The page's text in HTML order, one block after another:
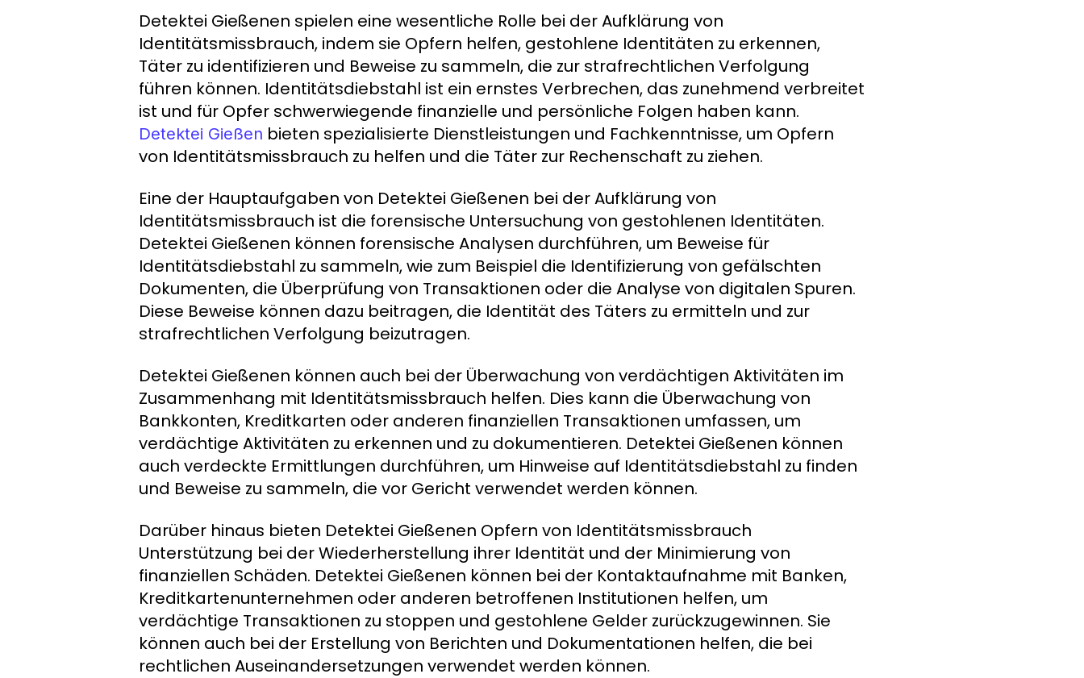
Detektei Gießenen spielen eine wesentliche Rolle bei der Aufklärung von
Identitätsmissbrauch, indem sie Opfern helfen, gestohlene Identitäten zu erkennen,
Täter zu identifizieren und Beweise zu sammeln, die zur strafrechtlichen Verfolgung
führen können. Identitätsdiebstahl ist ein ernstes Verbrechen, das zunehmend verbreitet
ist und für Opfer schwerwiegende finanzielle und persönliche Folgen haben kann.
Detektei Gießen bieten spezialisierte Dienstleistungen und Fachkenntnisse, um Opfern
von Identitätsmissbrauch zu helfen und die Täter zur Rechenschaft zu ziehen.
Eine der Hauptaufgaben von Detektei Gießenen bei der Aufklärung von
Identitätsmissbrauch ist die forensische Untersuchung von gestohlenen Identitäten.
Detektei Gießenen können forensische Analysen durchführen, um Beweise für
Identitätsdiebstahl zu sammeln, wie zum Beispiel die Identifizierung von gefälschten
Dokumenten, die Überprüfung von Transaktionen oder die Analyse von digitalen Spuren.
Diese Beweise können dazu beitragen, die Identität des Täters zu ermitteln und zur
strafrechtlichen Verfolgung beizutragen.
Detektei Gießenen können auch bei der Überwachung von verdächtigen Aktivitäten im
Zusammenhang mit Identitätsmissbrauch helfen. Dies kann die Überwachung von
Bankkonten, Kreditkarten oder anderen finanziellen Transaktionen umfassen, um
verdächtige Aktivitäten zu erkennen und zu dokumentieren. Detektei Gießenen können
auch verdeckte Ermittlungen durchführen, um Hinweise auf Identitätsdiebstahl zu finden
und Beweise zu sammeln, die vor Gericht verwendet werden können.
Darüber hinaus bieten Detektei Gießenen Opfern von Identitätsmissbrauch
Unterstützung bei der Wiederherstellung ihrer Identität und der Minimierung von
finanziellen Schäden. Detektei Gießenen können bei der Kontaktaufnahme mit Banken,
Kreditkartenunternehmen oder anderen betroffenen Institutionen helfen, um
verdächtige Transaktionen zu stoppen und gestohlene Gelder zurückzugewinnen. Sie
können auch bei der Erstellung von Berichten und Dokumentationen helfen, die bei
rechtlichen Auseinandersetzungen verwendet werden können.